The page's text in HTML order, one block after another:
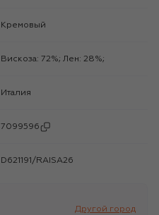
Кремовый
Вискоза: 72%; Лен: 28%;
Италия
7099596
D621191/RAISA26
Другой город